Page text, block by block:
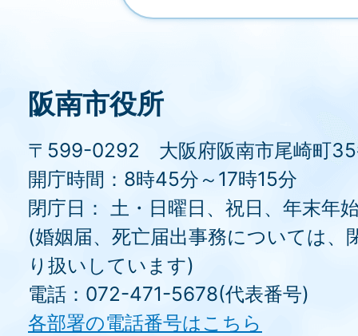
阪南市役所
〒599-0292 大阪府阪南市尾崎町35
開庁時間：8時45分～17時15分
閉庁日： 土・日曜日、祝日、年末年
(婚姻届、死亡届出事務については、
り扱いしています)
電話：072-471-5678(代表番号)
各部署の電話番号はこちら